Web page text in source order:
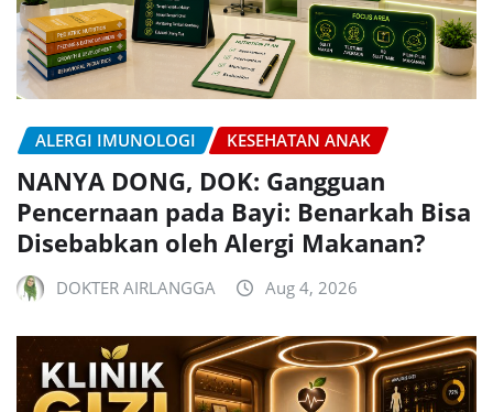
ALERGI IMUNOLOGI KESEHATAN ANAK
NANYA DONG, DOK: Gangguan
Pencernaan pada Bayi: Benarkah Bisa
Disebabkan oleh Alergi Makanan?
DOKTER AIRLANGGA Aug 4, 2026